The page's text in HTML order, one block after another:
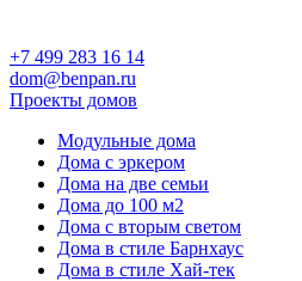
+7 499 283 16 14
dom@benpan.ru
Проекты домов
Модульные дома
Дома с эркером
Дома на две семьи
Дома до 100 м2
Дома с вторым светом
Дома в стиле Барнхаус
Дома в стиле Хай-тек